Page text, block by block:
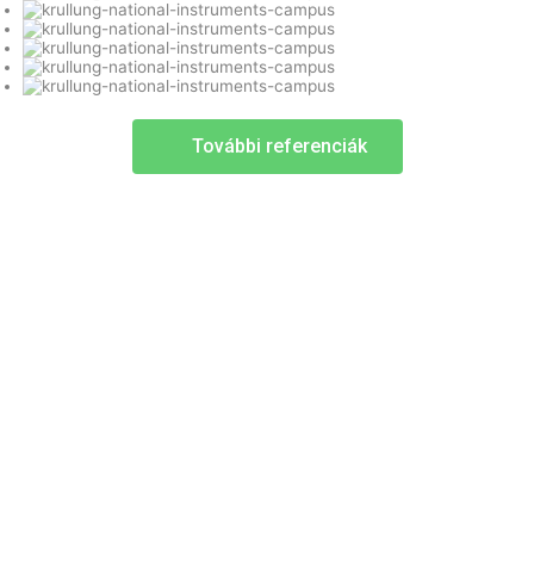
További referenciák